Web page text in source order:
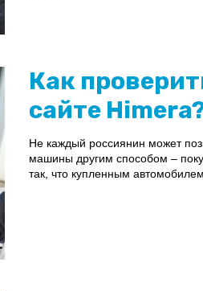
Как
сайте
Не каждый россиянин может
машины другим способом –
так, что купленным